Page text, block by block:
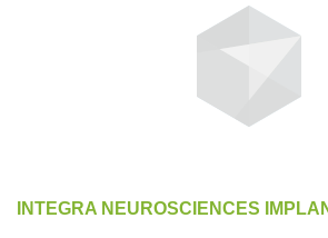
INTEGRA NEUROSCIENCES